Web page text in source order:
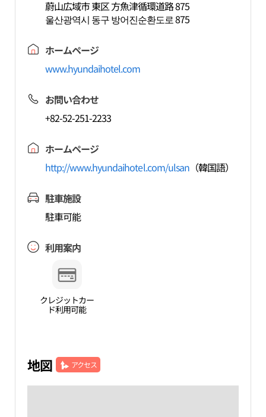
蔚山広域市 東区 方魚津循環道路 875
울산광역시 동구 방어진순환도로 875
ホームページ
www.hyundaihotel.com
お問い合わせ
+82-52-251-2233
ホームページ
http://www.hyundaihotel.com/ulsan（韓国語）
駐車施設
駐車可能
利用案内
クレジットカー
ド利用可能
地図 アクセス